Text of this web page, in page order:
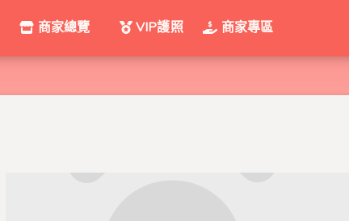
商家總覽 VIP護照 商家專區